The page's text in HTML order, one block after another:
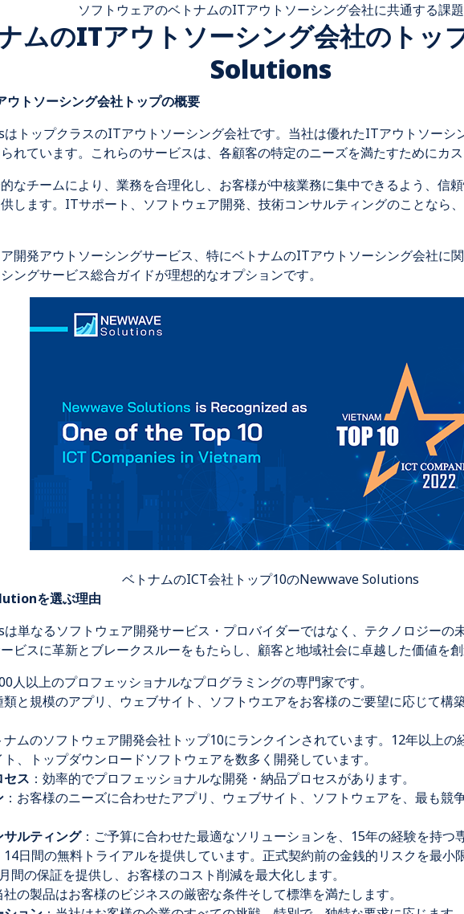
ソフトウェアのベトナムのITアウトソーシング会社に共通する課題
ムのITアウトソーシング会社のト
Solutions
ウトソーシング会社トップの概要
トップクラスのITアウトソーシング会社です。当社は優れたITアウトソーシ
れています。これらのサービスは、各顧客の特定のニーズを満たすためにカス
なチームにより、業務を合理化し、お客様が中核業務に集中できるよう、信
します。ITサポート、ソフトウェア開発、技術コンサルティングのことなら
開発アウトソーシングサービス、特にベトナムのITアウトソーシング会社に関
ングサービス総合ガイドが理想的なオプションです。
ベトナムのICT会社トップ10のNewwave Solutions
を選ぶ理由
単なるソフトウェア開発サービス・プロバイダーではなく、テクノロジーの
ビスに革新とブレークスルーをもたらし、顧客と地域社会に卓越した価値を創
人以上のプロフェッショナルなプログラミングの専門家です。
類と規模のアプリ、ウェブサイト、ソフトウエアをお客様のご要望に応じて構
ナムのソフトウェア開発会社トップ10にランクインされています。12年以上
、トップダウンロードソフトウェアを数多く開発しています。
セス ：効率的でプロフェッショナルな開発・納品プロセスがあります。
：お客様のニーズに合わせたアプリ、ウェブサイト、ソフトウェアを、最も競
ルティング：ご予算に合わせた最適なソリューションを、15年の経験を持つ
14日間の無料トライアルを提供しています。正式契約前の金銭的リスクを最小
間の保証を提供し、お客様のコスト削減を最大化します。
社の製品はお客様のビジネスの厳密な条件そして標準を満たします。